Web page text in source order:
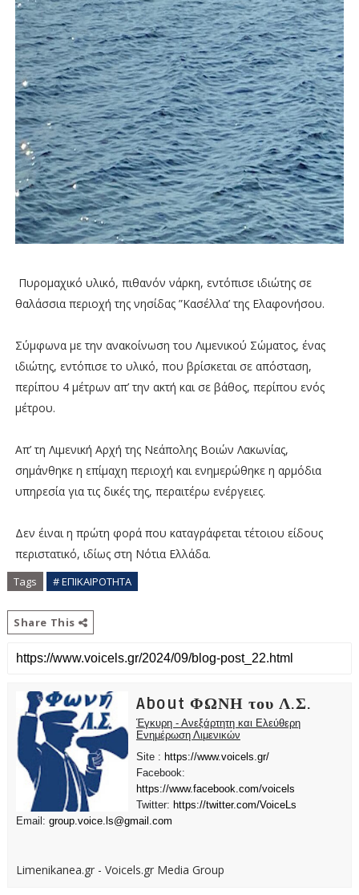
Πυρομαχικό υλικό, πιθανόν νάρκη, εντόπισε ιδιώτης σε
θαλάσσια περιοχή της νησίδας ”Κασέλλα’ της Ελαφονήσου.
Σύμφωνα με την ανακοίνωση του Λιμενικού Σώματος, ένας
ιδιώτης, εντόπισε το υλικό, που βρίσκεται σε απόσταση,
περίπου 4 μέτρων απ’ την ακτή και σε βάθος, περίπου ενός
μέτρου.
Απ’ τη Λιμενική Αρχή της Νεάπολης Βοιών Λακωνίας,
σημάνθηκε η επίμαχη περιοχή και ενημερώθηκε η αρμόδια
υπηρεσία για τις δικές της, περαιτέρω ενέργειες.
Δεν έιναι η πρώτη φορά που καταγράφεται τέτοιου είδους
περιστατικό, ιδίως στη Νότια Ελλάδα.
Tags # ΕΠΙΚΑΙΡΟΤΗΤΑ
Share This
About ΦΩΝΗ του Λ.Σ.
Έγκυρη - Ανεξάρτητη και Ελεύθερη
Ενημέρωση Λιμενικών
Site : https://www.voicels.gr/
Facebook:
https://www.facebook.com/voicels
Twitter: https://twitter.com/VoiceLs
Email: group.voice.ls@gmail.com
Limenikanea.gr - Voicels.gr Media Group